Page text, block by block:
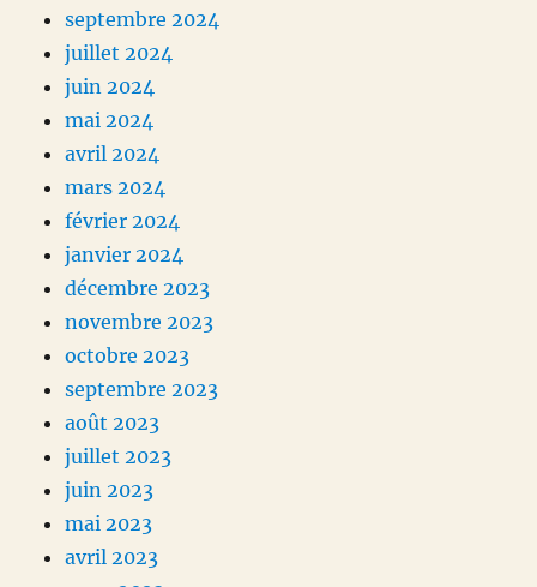
septembre 2024
juillet 2024
juin 2024
mai 2024
avril 2024
mars 2024
février 2024
janvier 2024
décembre 2023
novembre 2023
octobre 2023
septembre 2023
août 2023
juillet 2023
juin 2023
mai 2023
avril 2023